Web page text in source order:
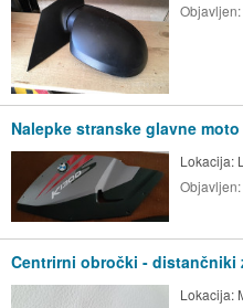
Objavljen:
Nalepke stranske glavne
Lokacija:
Objavljen:
Centrirni obročki - distančniki
Lokacija: